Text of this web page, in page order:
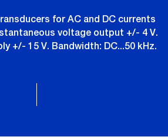
for AC and DC currents
voltage output +/- 4 V.
+/- 15 V. Bandwidth: DC...50 kHz.